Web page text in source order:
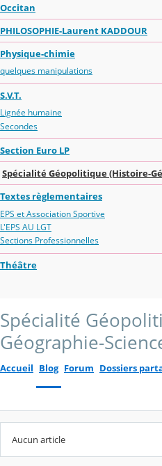
Occitan
PHILOSOPHIE-Laurent KADDOUR
Physique-chimie
quelques manipulations
S.V.T.
Lignée humaine
Secondes
Section Euro LP
Spécialité Géopolitique (Histoire-
Textes règlementaires
EPS et Association Sportive
L'EPS AU LGT
Sections Professionnelles
Théâtre
Spécialité
Géographie-
Accueil Blog Forum Dossiers
Aucun article